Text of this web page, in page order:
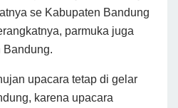
se Kabupaten Bandung
parmuka juga
Bandung.
upacara tetap di gelar
karena upacara